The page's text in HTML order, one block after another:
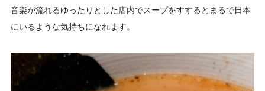
音楽が流れるゆったりとした店内でスープをすするとまるで日本
にいるような気持ちになれます。